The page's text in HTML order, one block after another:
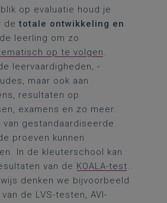
op evaluatie houd je
detotale ontwikkeling en
leerling om zo
op te volgen.
leervaardigheden, -
maar ook aan
resultaten op
examens en zo meer.
gestandaardiseerde
proeven kunnen
In de kleuterschool kan
van de KOALA-test.
denken we bijvoorbeeld
de LVS-testen, AVI-